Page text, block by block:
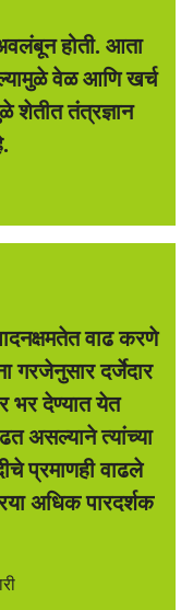
होती. आता
वेळ आणि खर्च
शेतीत तंत्रज्ञान
वाढ करणे
गरजेनुसार दर्जेदार
भर देण्यात येत
असल्याने त्यांच्या
प्रमाणही वाढले
अधिक पारदर्शक